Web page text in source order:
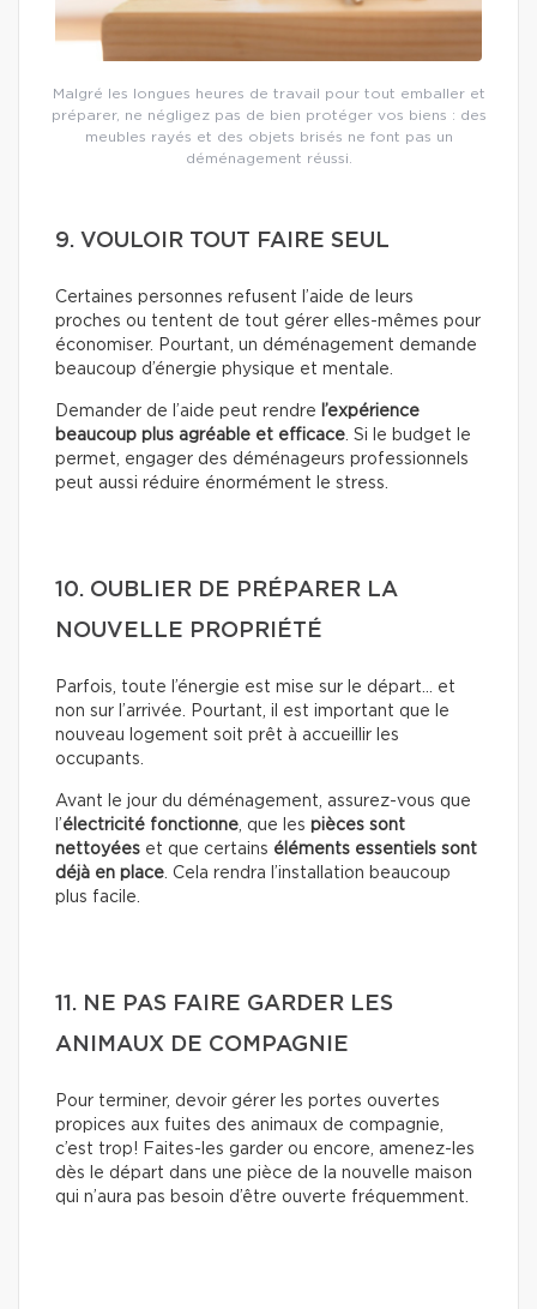
Malgré les longues heures de travail pour tout emballer et
préparer, ne négligez pas de bien protéger vos biens : des
meubles rayés et des objets brisés ne font pas un
déménagement réussi.
9. VOULOIR TOUT FAIRE SEUL
Certaines personnes refusent l’aide de leurs
proches ou tentent de tout gérer elles-mêmes pour
économiser. Pourtant, un déménagement demande
beaucoup d’énergie physique et mentale.
Demander de l’aide peut rendre l’expérience
beaucoup plus agréable et efficace. Si le budget le
permet, engager des déménageurs professionnels
peut aussi réduire énormément le stress.
10. OUBLIER DE PRÉPARER LA
NOUVELLE PROPRIÉTÉ
Parfois, toute l’énergie est mise sur le départ… et
non sur l’arrivée. Pourtant, il est important que le
nouveau logement soit prêt à accueillir les
occupants.
Avant le jour du déménagement, assurez-vous que
l’électricité fonctionne, que les pièces sont
nettoyées et que certains éléments essentiels sont
déjà en place. Cela rendra l’installation beaucoup
plus facile.
11. NE PAS FAIRE GARDER LES
ANIMAUX DE COMPAGNIE
Pour terminer, devoir gérer les portes ouvertes
propices aux fuites des animaux de compagnie,
c’est trop! Faites-les garder ou encore, amenez-les
dès le départ dans une pièce de la nouvelle maison
qui n’aura pas besoin d’être ouverte fréquemment.